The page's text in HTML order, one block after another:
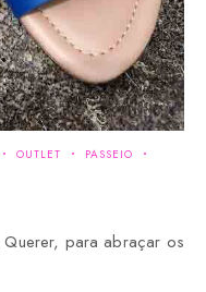
OUTLET
PASSEIO
Querer, para abraçar os